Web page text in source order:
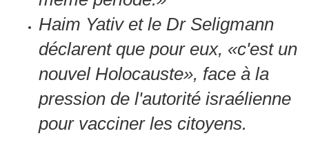
Haim Yativ et le Dr Seligmann
déclarent que pour eux, «c'est un
nouvel Holocauste», face à la
pression de l'autorité israélienne
pour vacciner les citoyens.